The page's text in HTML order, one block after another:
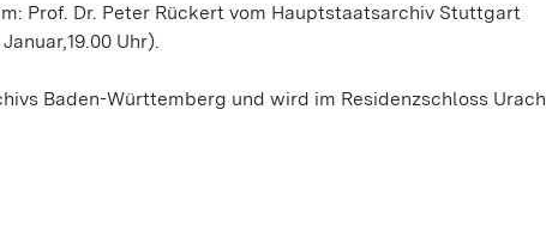
Prof. Dr. Peter Rückert vom Hauptstaatsarchiv Stuttgart
Uhr).
Baden-Württemberg und wird im Residenzschloss Urach